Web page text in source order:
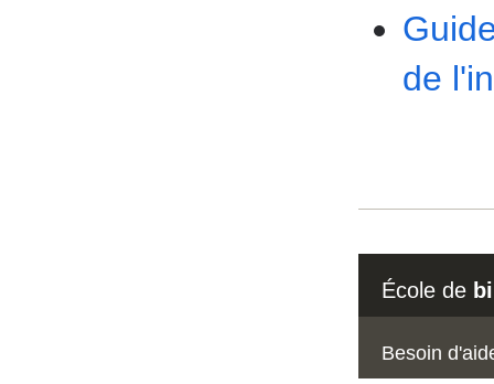
de
École de
Besoin